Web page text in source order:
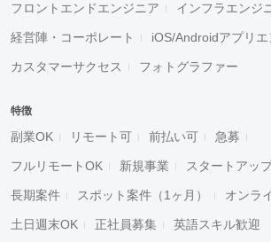
フロントエンドエンジニア インフラエンジ
経営陣・コーポレート iOS/Androidアプリ
カスタマーサクセス フォトグラファー
特徴
副業OK リモート可 前払い可 急募
フルリモートOK 新規事業 スタートアッ
長期案件 スポット案件（1ヶ月） オンラ
土日週末OK 正社員募集 英語スキル歓迎